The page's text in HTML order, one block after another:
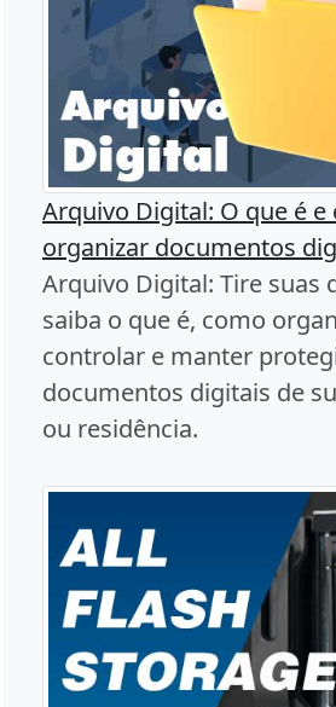
Arquivo Digital: O que é e
organizar documentos
Arquivo Digital: Tire suas
saiba o que é, como
controlar e manter
documentos digitais de
ou residência.